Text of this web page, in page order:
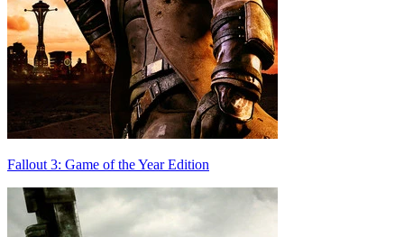
Fallout 3: Game of the Year Edition